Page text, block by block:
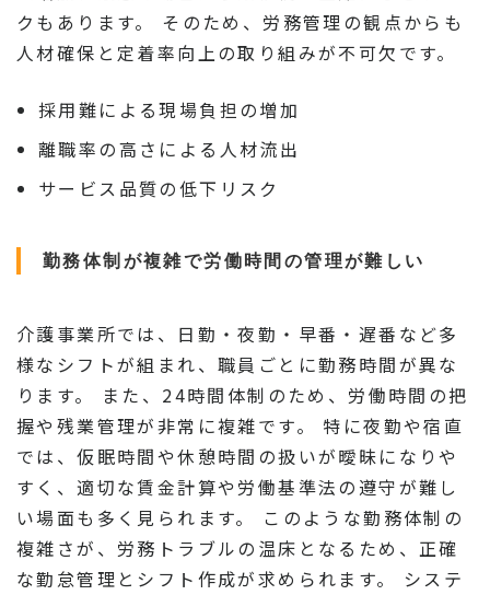
クもあります。 そのため、労務管理の観点からも
人材確保と定着率向上の取り組みが不可欠です。
採用難による現場負担の増加
離職率の高さによる人材流出
サービス品質の低下リスク
勤務体制が複雑で労働時間の管理が難しい
介護事業所では、日勤・夜勤・早番・遅番など多
様なシフトが組まれ、職員ごとに勤務時間が異な
ります。 また、24時間体制のため、労働時間の把
握や残業管理が非常に複雑です。 特に夜勤や宿直
では、仮眠時間や休憩時間の扱いが曖昧になりや
すく、適切な賃金計算や労働基準法の遵守が難し
い場面も多く見られます。 このような勤務体制の
複雑さが、労務トラブルの温床となるため、正確
な勤怠管理とシフト作成が求められます。 システ